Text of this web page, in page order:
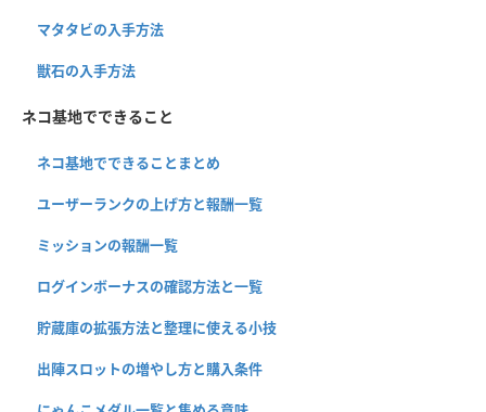
マタタビの入手方法
獣石の入手方法
ネコ基地でできること
ネコ基地でできることまとめ
ユーザーランクの上げ方と報酬一覧
ミッションの報酬一覧
ログインボーナスの確認方法と一覧
貯蔵庫の拡張方法と整理に使える小技
出陣スロットの増やし方と購入条件